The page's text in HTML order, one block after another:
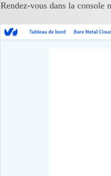
Rendez-vous dans la